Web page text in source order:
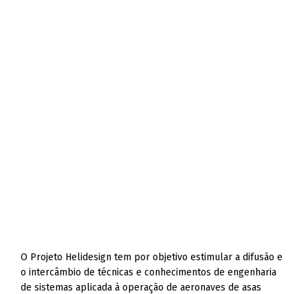
O Projeto Helidesign tem por objetivo estimular a difusão e
o intercâmbio de técnicas e conhecimentos de engenharia
de sistemas aplicada à operação de aeronaves de asas